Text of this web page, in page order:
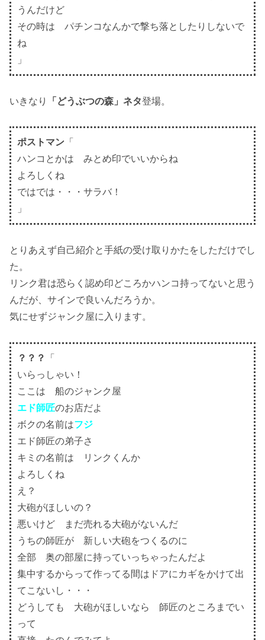
うんだけど
その時は パチンコなんかで撃ち落としたりしないで
ね
」
いきなり 「どうぶつの森」ネタ登場。
ポストマン 「
ハンコとかは みとめ印でいいからね
よろしくね
ではでは・・・サラバ！
」
とりあえず自己紹介と手紙の受け取りかたをしただけでし
た。
リンク君は恐らく認め印どころかハンコ持ってないと思う
んだが、サインで良いんだろうか。
気にせずジャンク屋に入ります。
？？？
「
いらっしゃい！
ここは 船のジャンク屋
エド師匠のお店だよ
ボクの名前はフジ
エド師匠の弟子さ
キミの名前は リンクくんか
よろしくね
え？
大砲がほしいの？
悪いけど まだ売れる大砲がないんだ
うちの師匠が 新しい大砲をつくるのに
全部 奥の部屋に持っていっちゃったんだよ
集中するからって作ってる間はドアにカギをかけて出
てこないし・・・
どうしても 大砲がほしいなら 師匠のところまでい
って